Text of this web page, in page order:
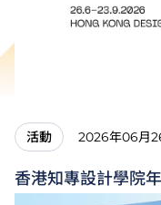
活動 2026年06月
香港知專設計學院